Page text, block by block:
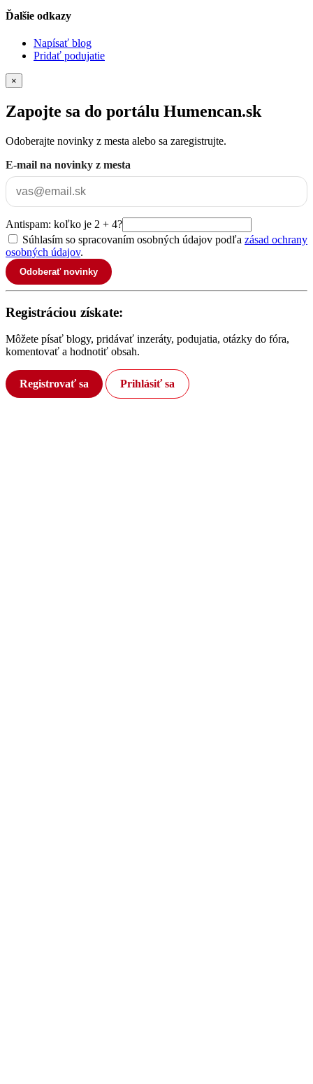
Ďalšie odkazy
Napísať blog
Pridať podujatie
×
Zapojte sa do portálu Humencan.sk
Odoberajte novinky z mesta alebo sa zaregistrujte.
E-mail na novinky z mesta
Antispam: koľko je 2 + 4?
Súhlasím so spracovaním osobných údajov podľa zásad ochrany
osobných údajov.
Odoberať novinky
Registráciou získate:
Môžete písať blogy, pridávať inzeráty, podujatia, otázky do fóra,
komentovať a hodnotiť obsah.
Registrovať sa Prihlásiť sa